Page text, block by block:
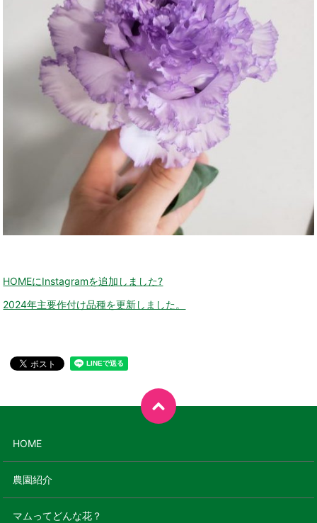
HOMEにInstagramを追加しました?
2024年主要作付け品種を更新しました。
HOME
農園紹介
マムってどんな花？